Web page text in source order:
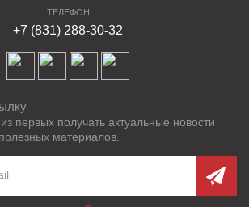
ТЕЛЕФОН
+7 (831) 288-30-32
первых получать актуальные новости
материалов.